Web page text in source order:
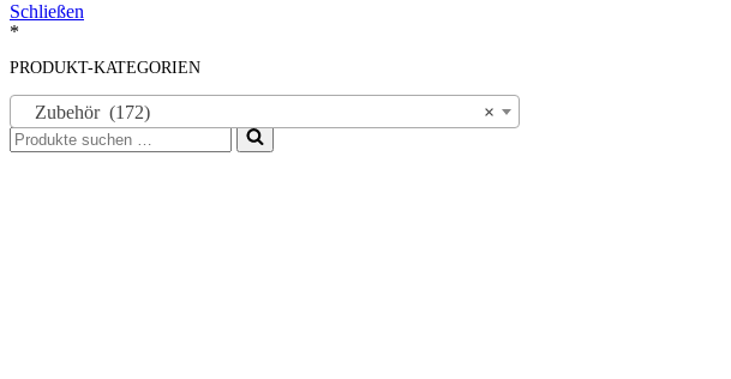
Schließen
*
PRODUKT-KATEGORIEN
×
Zubehör (172)
Suchen
nach …